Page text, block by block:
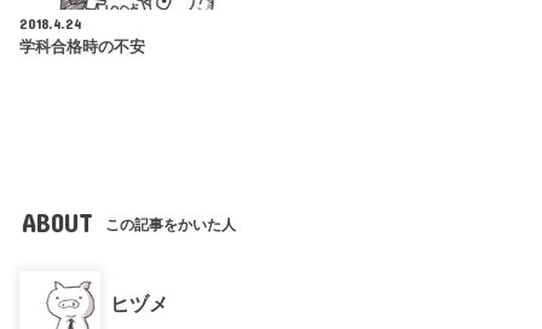
2018.4.24
学科合格時の不安
ABOUT この記事をかいた人
ヒヅメ